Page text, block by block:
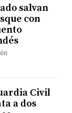
salvan
con
Civil
a dos